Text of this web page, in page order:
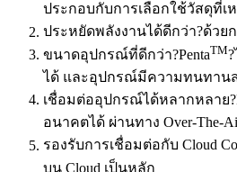
ประกอบกับการเลือกใช้วัสดุที่
ประหยัดพลังงานได้ดีกว่า?ด้วย
ขนาดอุปกรณ์ที่ดีกว่า?PentaTM
ได้ และอุปกรณ์มีความทนทานส
เชื่อมต่ออุปกรณ์ได้หลากหลาย
อนาคตได้ ผ่านทาง Over-The-
รองรับการเชื่อมต่อกับ Cloud
บน Cloud เป็นหลัก